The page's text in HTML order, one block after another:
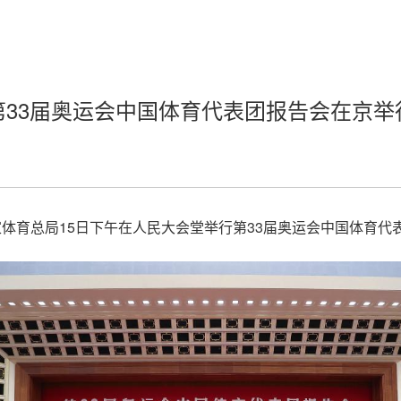
33届奥运会中国体育代表团报告会在京举
育总局15日下午在人民大会堂举行第33届奥运会中国体育代